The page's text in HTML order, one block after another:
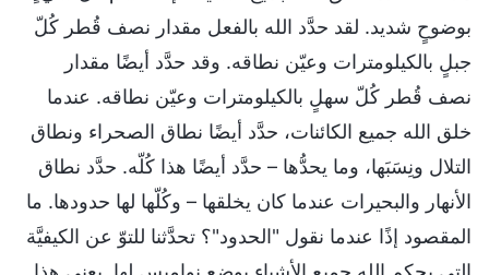
بوضوحٍ شديد. لقد حدَّد الله بالفعل مقدار نصف قُطر كُلّ
جبلٍ بالكيلومترات وعيّن نطاقه. وقد حدَّد أيضًا مقدار
نصف قُطر كُلّ سهلٍ بالكيلومترات وعيّن نطاقه. عندما
خلق الله جميع الكائنات، حدَّد أيضًا نطاق الصحراء ونطاق
التلال ونِسَبَها، وما يحدُّها – حدَّد أيضًا هذا كُلّه. حدَّد نطاق
الأنهار والبحيرات عندما كان يخلقها – وكُلّها لها حدودها. ما
المقصود إذًا عندما نقول "الحدود"؟ تحدَّثنا للتوّ عن الكيفيَّة